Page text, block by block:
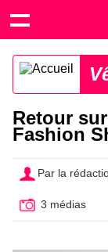
Retour
Fashion
Par la
3 médias